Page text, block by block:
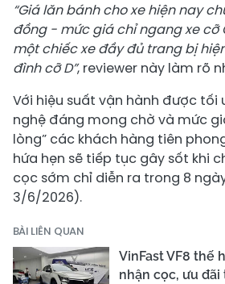
“Giá lăn bánh cho xe hiện nay
đồng - mức giá chỉ ngang xe cỡ
một chiếc xe đầy đủ trang bị
đình cỡ D”, reviewer này làm rõ
Với hiệu suất vận hành được tối
nghệ đáng mong chờ và mức
lòng” các khách hàng tiên
hứa hẹn sẽ tiếp tục gây sốt khi
cọc sớm chỉ diễn ra trong 8
3/6/2026).
BÀI LIÊN QUAN
VinFast VF8 thế
nhận cọc, ưu